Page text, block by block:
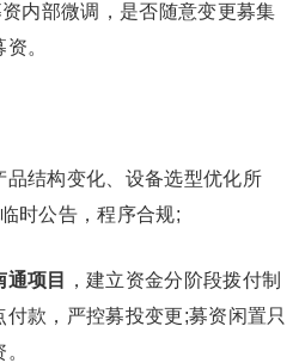
资内部微调，是否随意变更募集
。
结构变化、设备选型优化所
时公告，程序合规;
通项目
，建立资金分阶段拨付制
款，严控募投变更;募资闲置只